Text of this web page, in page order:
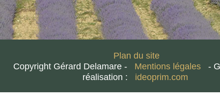
Plan du site
Copyright Gérard Delamare -
Mentions légales
-
réalisation :
ideoprim.com